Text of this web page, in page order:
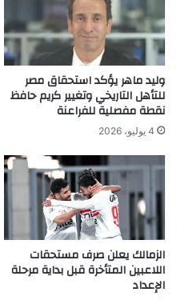
وليد ماهر يؤكد استحقاق مصر
للتأهل التاريخي وتغيير كريم حافظ
نقطة مفصلية للفراعنة
4 يوليو، 2026
الزمالك يعلن صرف مستحقات
اللاعبين المتأخرة قبل بداية مرحلة
الإعداد